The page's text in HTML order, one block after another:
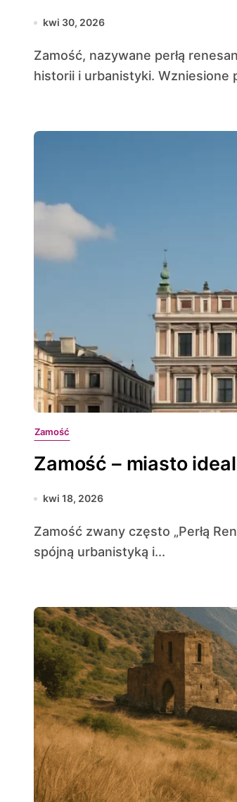
kwi 30, 2026
Zamość, nazywane perłą renesansu w Polsce, zachwyca harmonijnym połączeniem sztuki,
historii i urbanistyki. Wzniesione
Zamość
Zamość – miasto
kwi 18, 2026
Zamość zwany często „Perłą Renesansu” zachwyca nie tylko bogactwem historii, lecz także
spójną urbanistyką i...